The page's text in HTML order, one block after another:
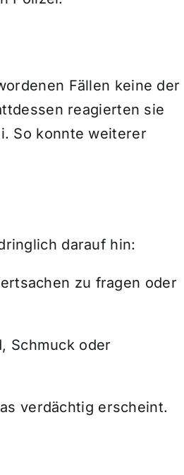
Fällen keine der
reagierten sie
So konnte weiterer
darauf hin:
zu fragen oder
Schmuck oder
verdächtig erscheint.